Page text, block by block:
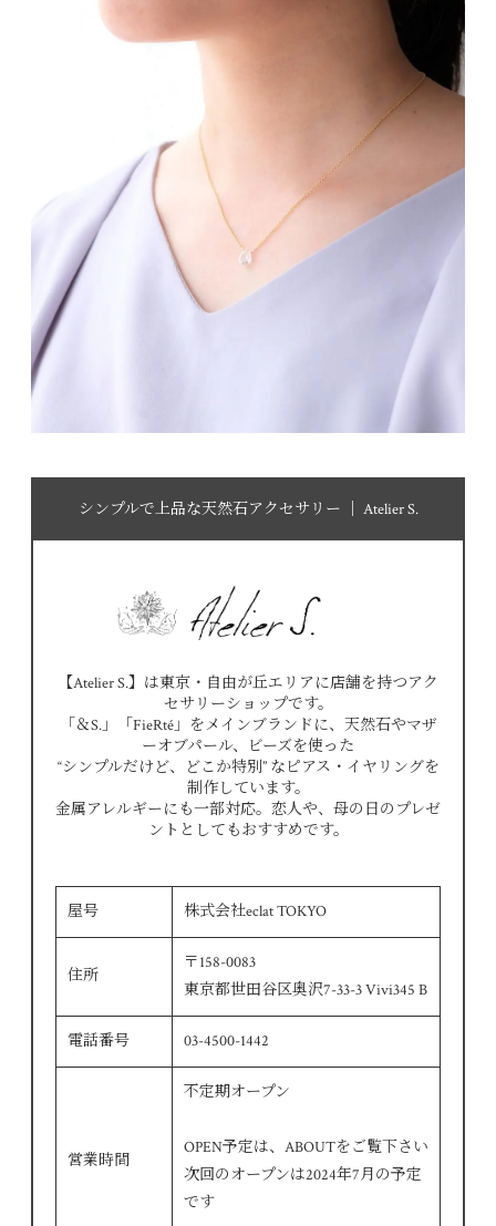
シンプルで上品な天然石アクセサリー │ Atelier S.
【Atelier S.】は東京・自由が丘エリアに店舗を持つアク
セサリーショップです。
「＆S.」「FieRté」をメインブランドに、天然石やマザ
ーオブパール、ビーズを使った
“シンプルだけど、どこか特別” なピアス・イヤリングを
制作しています。
金属アレルギーにも一部対応。恋人や、母の日のプレゼ
ントとしてもおすすめです。
屋号 株式会社eclat TOKYO
住所
〒158-0083
東京都世田谷区奥沢7-33-3 Vivi345 B
電話番号 03-4500-1442
営業時間
不定期オープン
OPEN予定は、ABOUTをご覧下さい
次回のオープンは2024年7月の予定
です